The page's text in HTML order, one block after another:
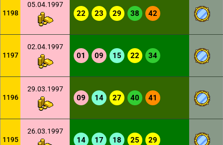
1198
05.04.1997
22 23 29 38 42
1197
02.04.1997
01 09 15 22 34
1196
29.03.1997
09 14 27 40 41
1195
26.03.1997
14 17 18 25 29